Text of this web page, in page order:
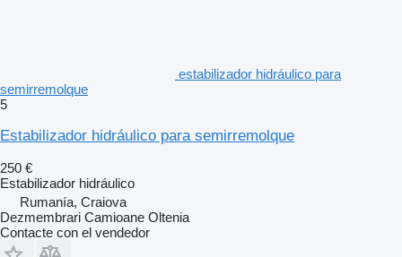
estabilizador hidráulico para
semirremolque
5
Estabilizador hidráulico para semirremolque
250 €
Estabilizador hidráulico
Rumanía, Craiova
Dezmembrari Camioane Oltenia
Contacte con el vendedor